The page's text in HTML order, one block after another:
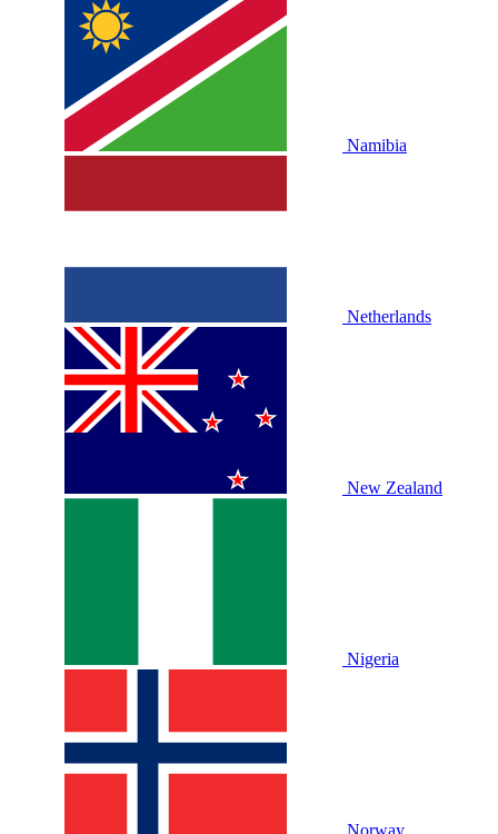
Namibia
Netherlands
New Zealand
Nigeria
Norway